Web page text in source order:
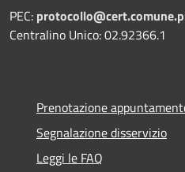
PEC:
Centralino Unico: 02.92366.1
Prenotazione
Segnalazione disservizio
Leggi le FAQ